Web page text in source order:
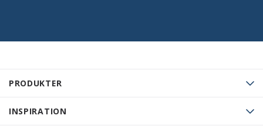
PRODUKTER
INSPIRATION